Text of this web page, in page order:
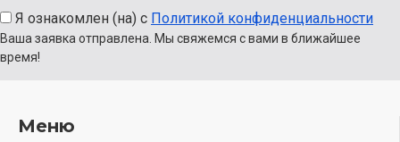
Я ознакомлен (на) с Политикой конфиденциальности
Ваша заявка отправлена. Мы свяжемся с вами в ближайшее
время!
Меню